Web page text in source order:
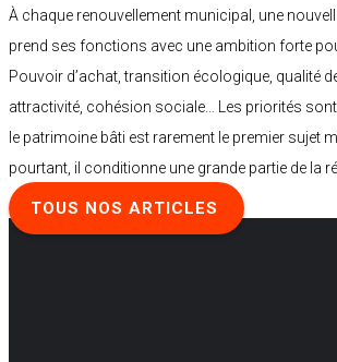
À chaque renouvellement municipal, une nouvelle
prend ses fonctions avec une ambition forte
Pouvoir d’achat, transition écologique, qualité
attractivité, cohésion sociale… Les priorités
le patrimoine bâti est rarement le premier sujet
pourtant, il conditionne une grande partie de la
TOUS NOS ARTICLES